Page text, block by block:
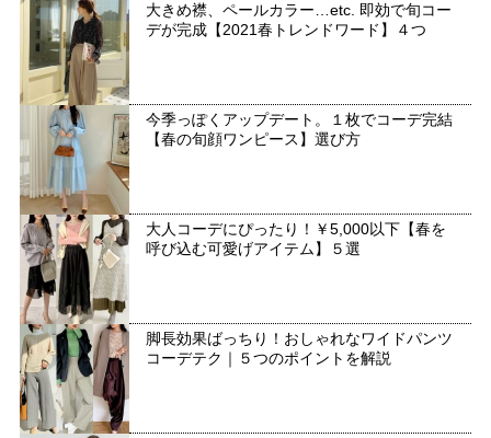
大きめ襟、ペールカラー…etc. 即効で旬コー
デが完成【2021春トレンドワード】４つ
今季っぽくアップデート。１枚でコーデ完結
【春の旬顔ワンピース】選び方
大人コーデにぴったり！￥5,000以下【春を
呼び込む可愛げアイテム】５選
脚長効果ばっちり！おしゃれなワイドパンツ
コーデテク｜５つのポイントを解説